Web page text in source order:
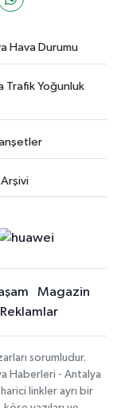
Hava Durumu
Trafik Yoğunluk
Magazin
sorumludur.
Haberleri - Antalya
linkler ayrı bir